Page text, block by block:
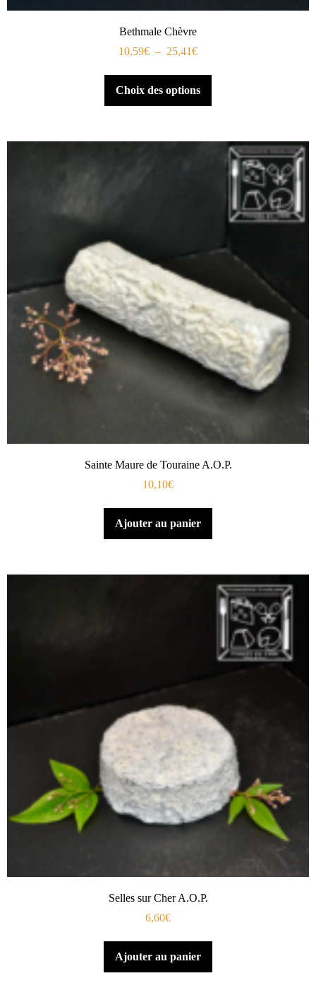
Bethmale Chèvre
10,59€ – 25,41€
Choix des options
Sainte Maure de Touraine A.O.P.
10,10€
Ajouter au panier
Selles sur Cher A.O.P.
6,60€
Ajouter au panier